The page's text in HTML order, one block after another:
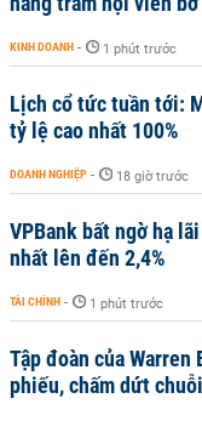
KINH DOANH - 1 phút trước
Lịch cổ tức tuần tới:
tỷ lệ cao nhất 100%
DOANH NGHIỆP - 18 giờ trước
VPBank bất ngờ hạ
nhất lên đến 2,4%
TÀI CHÍNH - 1 phút trước
Tập đoàn của
phiếu, chấm dứt